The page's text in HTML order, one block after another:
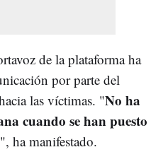
de la plataforma ha
por parte del
las víctimas. "No ha
cuando se han puesto
", ha manifestado.